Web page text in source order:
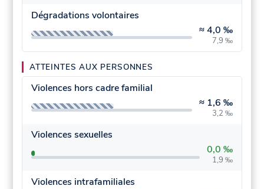
Dégradations volontaires
≈4,0 ‰
7,9 ‰
ATTEINTES AUX PERSONNES
Violences hors cadre familial
≈ 1,6 ‰
3,2 ‰
Violences sexuelles
0,0 ‰
1,9 ‰
Violences intrafamiliales